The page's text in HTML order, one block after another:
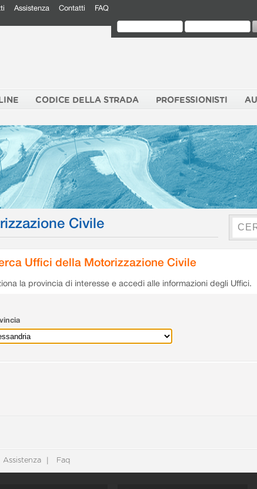
Assistenza Contatti FAQ
CODICE DELLA STRADA PROFESSIONISTI
Civile
Uffici della Motorizzazione Civile
la provincia di interesse e accedi alle informazioni degli Uffici.
Assistenza Faq